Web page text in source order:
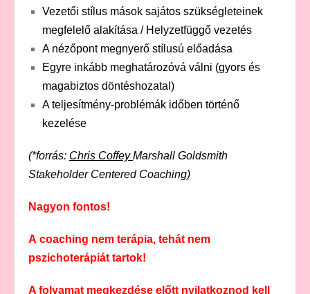
Vezetői stílus mások sajátos szükségleteinek
megfelelő alakítása / Helyzetfüggő vezetés
A nézőpont megnyerő stílusú előadása
Egyre inkább meghatározóvá válni (gyors és
magabiztos döntéshozatal)
A teljesítmény-problémák időben történő
kezelése
(*forrás: Chris CoffeyMarshall Goldsmith
Stakeholder Centered Coaching)
Nagyon fontos!
A coaching nem terápia, tehát nem
pszichoterápiát tartok!
A folyamat megkezdése előtt nyilatkoznod kell